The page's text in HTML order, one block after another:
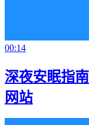
00:14
深夜安眠指
网站